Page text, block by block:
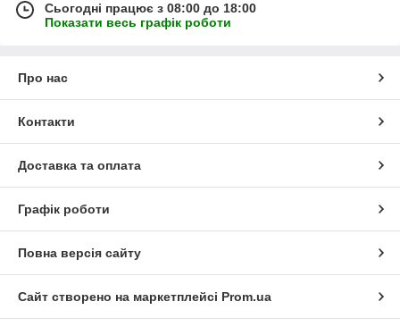
Сьогодні працює з 08:00 до 18:00
Показати весь графік роботи
Про нас
Контакти
Доставка та оплата
Графік роботи
Повна версія сайту
Сайт створено на маркетплейсі Prom.ua